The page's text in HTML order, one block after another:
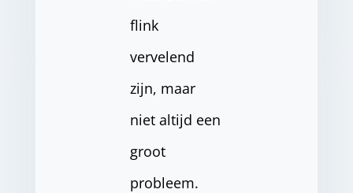
flink
vervelend
zijn, maar
niet altijd een
groot
probleem.